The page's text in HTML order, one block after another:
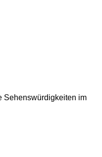
Sehenswürdigkeiten im